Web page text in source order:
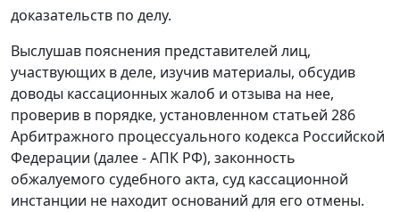
доказательств по делу.
Выслушав пояснения представителей лиц,
участвующих в деле, изучив материалы, обсудив
доводы кассационных жалоб и отзыва на нее,
проверив в порядке, установленном статьей 286
Арбитражного процессуального кодекса Российской
Федерации (далее - АПК РФ), законность
обжалуемого судебного акта, суд кассационной
инстанции не находит оснований для его отмены.